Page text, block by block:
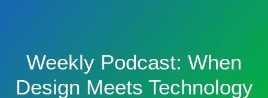
Weekly Podcast: When
Design Meets Technology